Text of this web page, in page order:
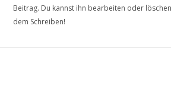
Beitrag. Du kannst ihn bearbeiten oder
dem Schreiben!